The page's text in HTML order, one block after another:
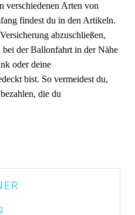
verschiedenen Arten von
findest du in den Artikeln.
abzuschließen,
der Ballonfahrt in der Nähe
oder deine
bist. So vermeidest du,
die du